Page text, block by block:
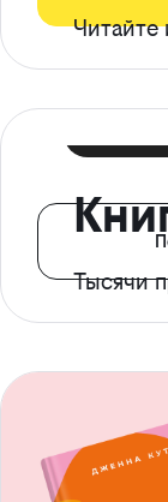
Читайте
Тысячи
с